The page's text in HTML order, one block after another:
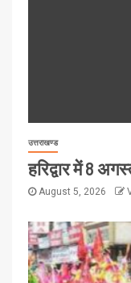
उत्तराखण्ड
हरिद्वार में 8
August 5, 2026